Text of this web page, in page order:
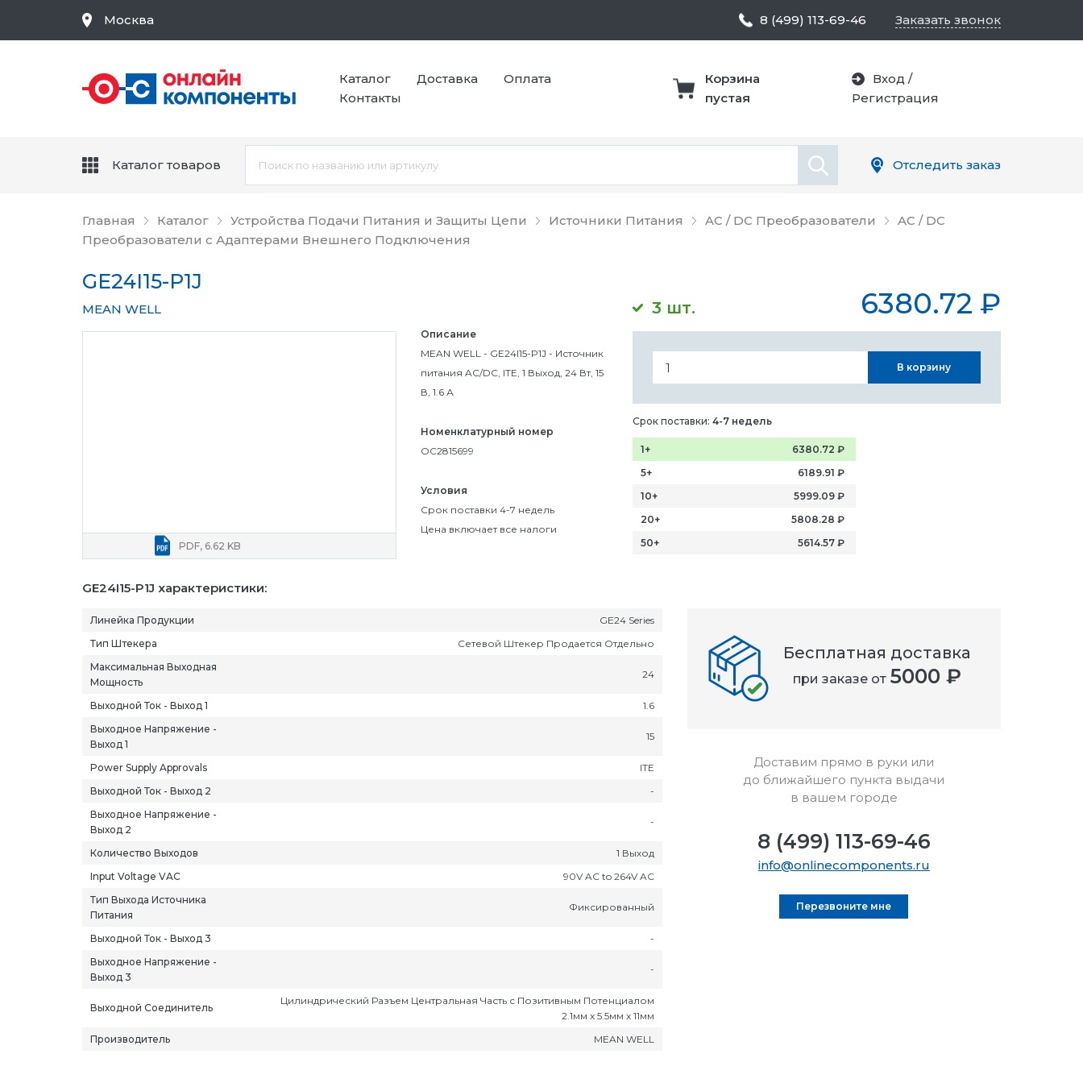
Главная Каталог Устройства Подачи Питания и Защиты Цепи Источники Питания AC / DC Преобразователи
AC / DC
Преобразователи с Адаптерами Внешнего Подключения
GE24I15-P1J
MEAN WELL 3 шт. 6380.72 ₽
PDF, 6.62 KB
Описание
MEAN WELL - GE24I15-P1J - Источник
питания AC/DC, ITE, 1 Выход, 24 Вт, 15
В, 1.6 А
Номенклатурный номер
OC2815699
Условия
Срок поставки 4-7 недель
Цена включает все налоги
В корзину
Срок поставки: 4-7 недель
1+ 6380.72 ₽
5+
6189.91 ₽
10+
5999.09₽
20+
5808.28 ₽
50+
5614.57₽
GE24I15-P1J характеристики:
Линейка Продукции
GE24 Series
Тип Штекера
Сетевой Штекер Продается Отдельно
Максимальная Выходная
Мощность
24
Выходной Ток - Выход 1
1.6
Выходное Напряжение -
Выход 1
15
Power Supply Approvals
ITE
Выходной Ток - Выход 2
-
Выходное Напряжение -
Выход 2
-
Количество Выходов
1 Выход
Input Voltage VAC
90V AC to 264V AC
Тип Выхода Источника
Питания
Фиксированный
Выходной Ток - Выход 3
-
Выходное Напряжение -
Выход 3
-
Выходной Соединитель
Цилиндрический Разъем Центральная Часть с Позитивным Потенциалом
2.1мм x 5.5мм x 11мм
Производитель
MEAN WELL
Бесплатная доставка
при заказе от 5000 ₽
Доставим прямо в руки или
до ближайшего пункта выдачи
в вашем городе
8 (499) 113-69-46
info@onlinecomponents.ru
Перезвоните мне
Москва 8 (499) 113-69-46 Заказать звонок
Каталог Доставка
Оплата
Контакты
Корзина
пустая
Вход /
Регистрация
Каталог товаров Отследить заказ